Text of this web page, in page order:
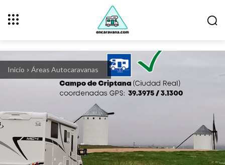
Inicio Áreas Autocaravanas